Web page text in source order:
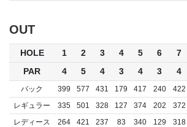
OUT
HOLE 1 2 3 4 5 6 7
PAR
4 5 4 3 4 3 4
バック 399 577 431 179 417 240 422
レギュラー
335 501 328 127 374 202 372
レディース
264 421 237 83 340 129 318